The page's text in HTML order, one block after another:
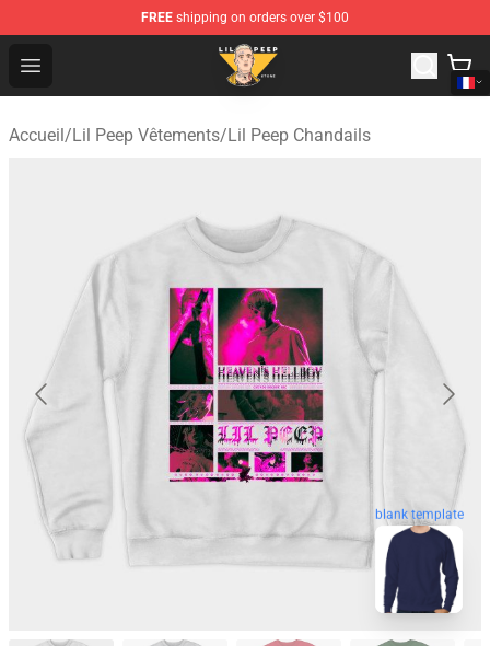
FREE shipping on orders over $100
Open menu
Lil Peep Store - Official Lil Peep Merchandise Shop
Accueil/Lil Peep Vêtements/Lil Peep Chandails
blank template